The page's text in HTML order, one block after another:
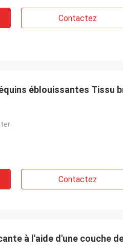
Contactez
éblouissantes Tissu
Contactez
à l'aide d'une couche